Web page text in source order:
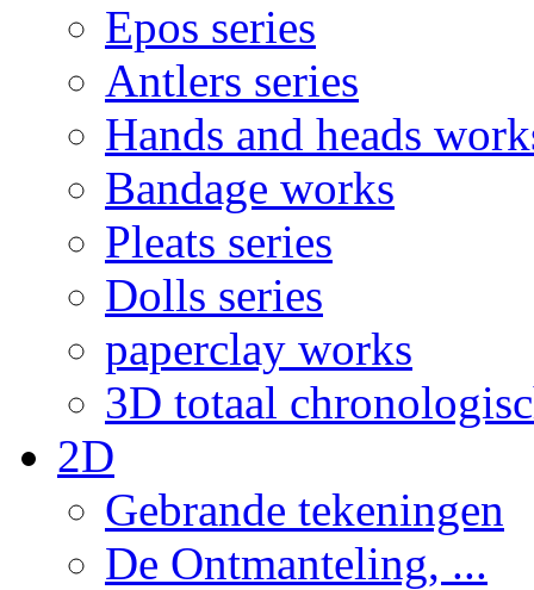
Epos series
Antlers series
Hands and heads
Bandage works
Pleats series
Dolls series
paperclay works
3D totaal
2D
Gebrande tekeningen
De Ontmanteling, ...